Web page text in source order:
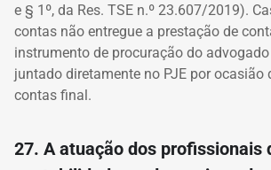
e § 1º, da Res. TSE n.º 23.607/2019).
contas não entregue a prestação de
instrumento de procuração do advogado
juntado diretamente no PJE por ocasião
contas final.
27. A atuação dos profissionais